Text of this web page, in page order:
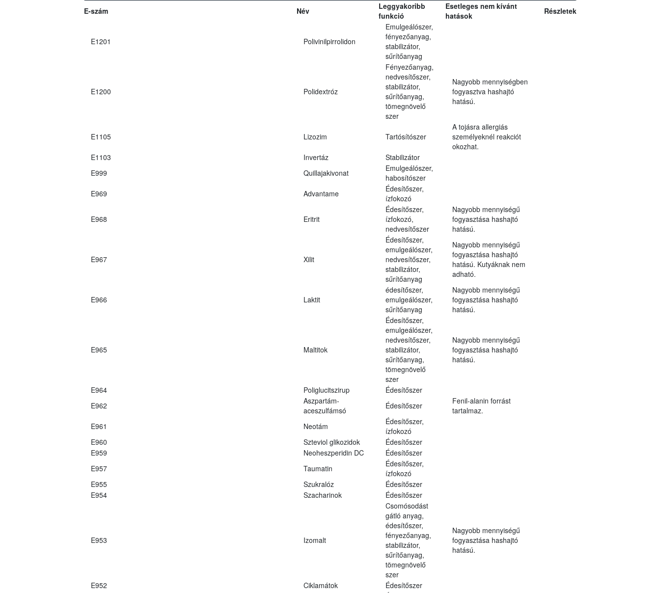
E-szám Név
Leggyakoribb
funkció
Esetleges nem kívánt
hatások
Részletek
E1201 Polivinilpirrolidon
Emulgeálószer,
fényezőanyag,
stabilizátor,
sűrítőanyag
E1200 Polidextróz
Fényezőanyag,
nedvesítőszer,
stabilizátor,
sűrítőanyag,
tömegnövelő
szer
Nagyobb mennyiségben
fogyasztva hashajtó
hatású.
E1105 Lizozim Tartósítószer
A tojásra allergiás
személyeknél reakciót
okozhat.
E1103
Invertáz
Stabilizátor
E999
Quillajakivonat
Emulgeálószer,
habosítószer
E969
Advantame
Édesítőszer,
ízfokozó
E968 Eritrit
Édesítőszer,
ízfokozó,
nedvesítőszer
Nagyobb mennyiségű
fogyasztása hashajtó
hatású.
E967 Xilit
Édesítőszer,
emulgeálószer,
nedvesítőszer,
stabilizátor,
sűrítőanyag
Nagyobb mennyiségű
fogyasztása hashajtó
hatású. Kutyáknak nem
adható.
E966 Laktit
édesítőszer,
emulgeálószer,
sűrítőanyag
Nagyobb mennyiségű
fogyasztása hashajtó
hatású.
E965 Maltitok
Édesítőszer,
emulgeálószer,
nedvesítőszer,
stabilizátor,
sűrítőanyag,
tömegnövelő
szer
Nagyobb mennyiségű
fogyasztása hashajtó
hatású.
E964 Poliglucitszirup
Édesítőszer
E962
Aszpartám-
aceszulfámsó
Édesítőszer
Fenil-alanin forrást
tartalmaz.
E961
Neotám
Édesítőszer,
ízfokozó
E960
Szteviol glikozidok
Édesítőszer
E959
Neoheszperidin DC
Édesítőszer
E957
Taumatin
Édesítőszer,
ízfokozó
E955
Szukralóz
Édesítőszer
E954
Szacharinok Édesítőszer
E953 Izomalt
Csomósodást
gátló anyag,
édesítőszer,
fényezőanyag,
stabilizátor,
sűrítőanyag,
tömegnövelő
szer
Nagyobb mennyiségű
fogyasztása hashajtó
hatású.
E952 Ciklamátok
Édesítőszer